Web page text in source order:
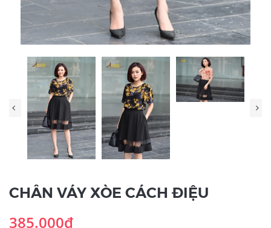
CHÂN VÁY XÒE CÁCH ĐIỆU
385.000₫